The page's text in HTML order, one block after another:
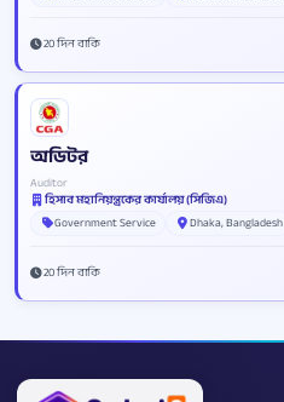
20 দিন বাকি
অডিটর
Auditor
হিসাব মহানিয়ন্ত্রকের কার্যালয় (সিজিএ)
Government Service
Dhaka, Bangladesh
20 দিন বাকি